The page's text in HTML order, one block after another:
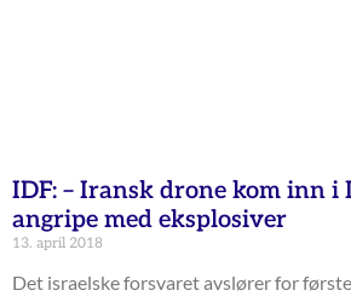
IDF: – Iransk drone kom inn i
angripe med eksplosiver
13. april 2018
Det israelske forsvaret avslører for